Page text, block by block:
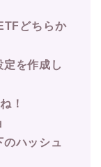
どちらか
を作成し
！
ハッシュ